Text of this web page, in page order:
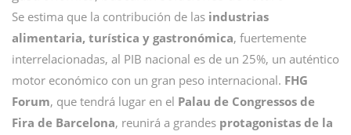
Se estima que la contribución de las industrias
alimentaria, turística y gastronómica, fuertemente
interrelacionadas, al PIB nacional es de un 25%, un auténtico
motor económico con un gran peso internacional. FHG
Forum, que tendrá lugar en el Palau de Congressos de
Fira de Barcelona, reunirá a grandes protagonistas de la